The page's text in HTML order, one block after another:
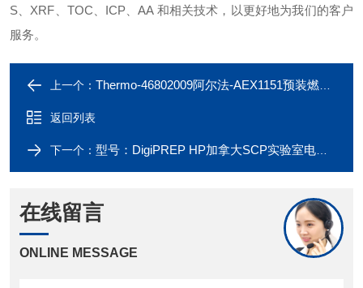
S
XRF TOC ICP 、AA 和相关技术，以更好地为我们的客户
服务。
上一个： Thermo-46802009阿尔法-AEX1151预装燃烧/还原管
返回列表
下一个： 型号：DigiPREP HP加拿大SCP实验室电热板消解仪
在线留言
ONLINE MESSAGE